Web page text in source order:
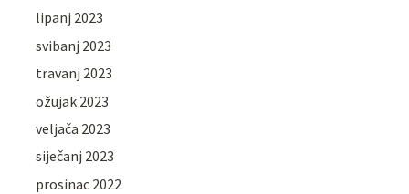
lipanj 2023
svibanj 2023
travanj 2023
ožujak 2023
veljača 2023
siječanj 2023
prosinac 2022